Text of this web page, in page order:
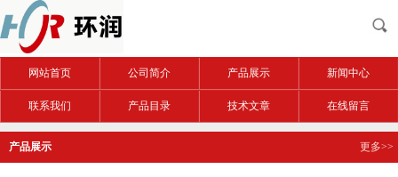
网站首页 公司简介 产品展示 新闻中心
联系我们 产品目录 技术文章 在线留言
产品展示 更多>>